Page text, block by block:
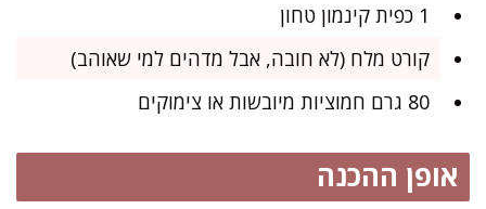
1 כפית קינמון טחון
קורט מלח (לא חובה, אבל מדהים למי שאוהב)
80 גרם חמוציות מיובשות או צימוקים
אופן ההכנה